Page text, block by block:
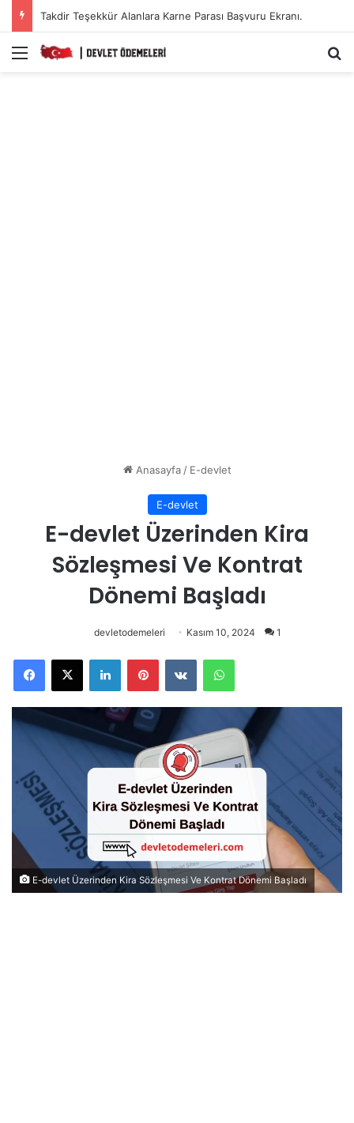
Takdir Teşekkür Alanlara Karne Parası Başvuru Ekranı.
Menü
Anasayfa / E-devlet
E-devlet
E-devlet Üzerinden Kira
Sözleşmesi Ve Kontrat
Dönemi Başladı
devletodemeleri Kasım 10, 2024 1
E-devlet Üzerinden Kira Sözleşmesi Ve Kontrat Dönemi Başladı